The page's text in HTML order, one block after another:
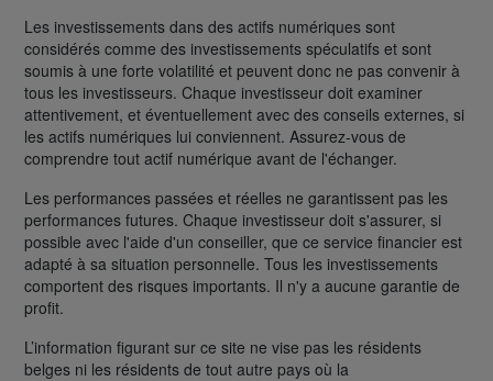
Les investissements dans des actifs numériques sont
considérés comme des investissements spéculatifs et sont
soumis à une forte volatilité et peuvent donc ne pas convenir à
tous les investisseurs. Chaque investisseur doit examiner
attentivement, et éventuellement avec des conseils externes, si
les actifs numériques lui conviennent. Assurez-vous de
comprendre tout actif numérique avant de l'échanger.
Les performances passées et réelles ne garantissent pas les
performances futures. Chaque investisseur doit s'assurer, si
possible avec l'aide d'un conseiller, que ce service financier est
adapté à sa situation personnelle. Tous les investissements
comportent des risques importants. Il n'y a aucune garantie de
profit.
L’information figurant sur ce site ne vise pas les résidents
belges ni les résidents de tout autre pays où la